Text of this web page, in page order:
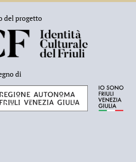
del progetto
di